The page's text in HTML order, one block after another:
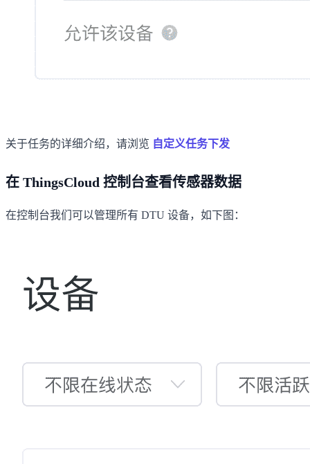
关于任务的详细介绍，请浏览 自定义任务下发
在 ThingsCloud 控制台查看传感器数据
在控制台我们可以管理所有 DTU 设备，如下图：